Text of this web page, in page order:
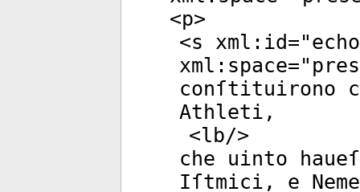
<p>
<s xml:id="
xml:space="
conſtituirono
Athleti,
<lb/>
che uinto
Iſtmici, e